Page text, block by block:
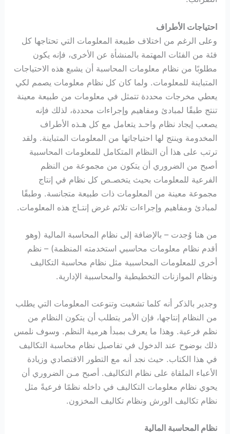
احتياجات الأطراف
وعلى الرغم من اختلاف طبيعة المعلومات التي تحتاجها كل
فئة من الفئات المهتمة بالمنشأة عن الأخرى، فإنه يكون
مطلوبًا من نظام معلومات المحاسبة أن يشبع هذه الاحتياجات
المتباينة للمعلومات. ولما كان كل نظام معلومات يصمم لكي
يعطي مخرجات محددة تتمثل في معلومات من طبيعة معينة
تنتج طبقًا لمبادئ ومفاهيم وإجراءات محددة، لذلك فإنه
يصعب إيجاد نظام واحـد يتعامل مع كل هـذه الأطراف
المخدومة وينتج لها احتياجاتها من المعلومات المتباينة. ولقد
ترتب على هذا أن النظام المتكامل للمعلومات المحاسبية
أصبح من الضروري أن يتكون من مجموعة من النظم
الفرعية للمعلومات بحيث يتخصـص كل نظام في إنتاج
مجموعة معينة من المعلومات ذات طبيعة متجانسة. وطبقًا
لمبادئ ومفاهيم وإجراءات تلائم غرض إنتـاج هذه المعلومات.
من هنا وُجدت – بالإضافة إلى نظام المحاسبة المالية (وهو
أقدم نظام معلومات محاسبي استخدمته المنظمة) – نظم
أخرى للمعلومات المحاسبية مثل نظام محاسبة التكاليف
ونظام الموازنات التخطيطية والمحاسبية الإدارية.
وجدير بالذكر أنه كلما تشعبت وتنوعت المعلومات التي يطلب
من النظام إنتاجها، فإن الأمر يتطلب أن يتكون النظام من
نظم فرعية. وهذا ما يعرف بمبدأ هرمية النظم. وسوف نلمس
ذلك بوضوح عند الدخول في تفاصيل نظام محاسبة التكاليف
في هذا الكتاب. حيث نجد أنه مع التطور الاقتصادي وزيادة
الأعباء الملقاة على نظام التكاليف. أصبح مـن الضروري أن
يحوي نظام معلومات التكاليف في داخله نظمًا فرعيةً مثل
نظام تكاليف الورش ونظام تكاليف المخزون.
نظام المحاسبة المالية